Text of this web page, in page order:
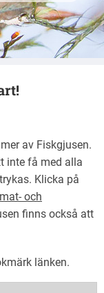
Natur att besöka
Fiskgjusen
av Fiskgjusen.
inte få med alla
Klicka på
och
finns också att
länken.